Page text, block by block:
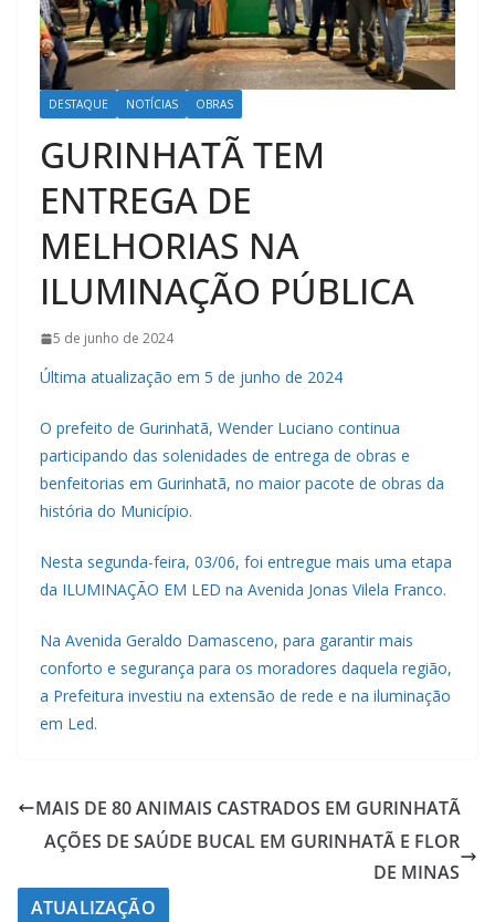
DESTAQUE NOTÍCIAS OBRAS
GURINHATÃ TEM
ENTREGA DE
MELHORIAS NA
ILUMINAÇÃO PÚBLICA
5 de junho de 2024
Última atualização em 5 de junho de 2024
O prefeito de Gurinhatã, Wender Luciano continua
participando das solenidades de entrega de obras e
benfeitorias em Gurinhatã, no maior pacote de obras da
história do Município.
Nesta segunda-feira, 03/06, foi entregue mais uma etapa
da ILUMINAÇÃO EM LED na Avenida Jonas Vilela Franco.
Na Avenida Geraldo Damasceno, para garantir mais
conforto e segurança para os moradores daquela região,
a Prefeitura investiu na extensão de rede e na iluminação
em Led.
MAIS DE 80 ANIMAIS CASTRADOS EM GURINHATÃ
AÇÕES DE SAÚDE BUCAL EM GURINHATÃ E FLOR
DE MINAS
ATUALIZAÇÃO